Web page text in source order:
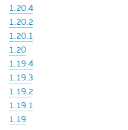
1.20.4
1.20.2
1.20.1
1.20
1.19.4
1.19.3
1.19.2
1.19.1
1.19